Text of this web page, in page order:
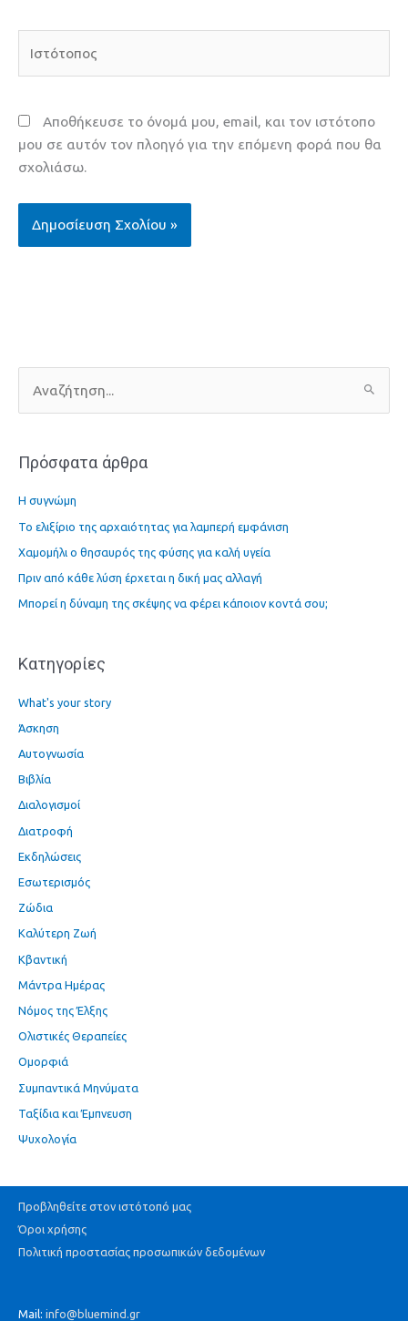
Αποθήκευσε το όνομά μου, email, και τον ιστότοπο
μου σε αυτόν τον πλοηγό για την επόμενη φορά που θα
σχολιάσω.
ν
ζ
τ
η
σ
η
γ
:
Πρόσφατα άρθρα
Η συγνώμη
Το ελιξίριο της αρχαιότητας για λαμπερή εμφάνιση
Χαμομήλι ο θησαυρός της φύσης για καλή υγεία
Πριν από κάθε λύση έρχεται η δική μας αλλαγή
Μπορεί η δύναμη της σκέψης να φέρει κάποιον κοντά σου;
Kατηγορίες
What's your story
Άσκηση
Αυτογνωσία
Βιβλία
Διαλογισμοί
Διατροφή
Εκδηλώσεις
Εσωτερισμός
Ζώδια
Καλύτερη Ζωή
Κβαντική
Μάντρα Ημέρας
Νόμος της Έλξης
Ολιστικές Θεραπείες
Ομορφιά
Συμπαντικά Μηνύματα
Ταξίδια και Έμπνευση
Ψυχολογία
Προβληθείτε στον ιστότοπό μας
Όροι χρήσης
Πολιτική προστασίας προσωπικών δεδομένων
Mail: info@bluemind.gr